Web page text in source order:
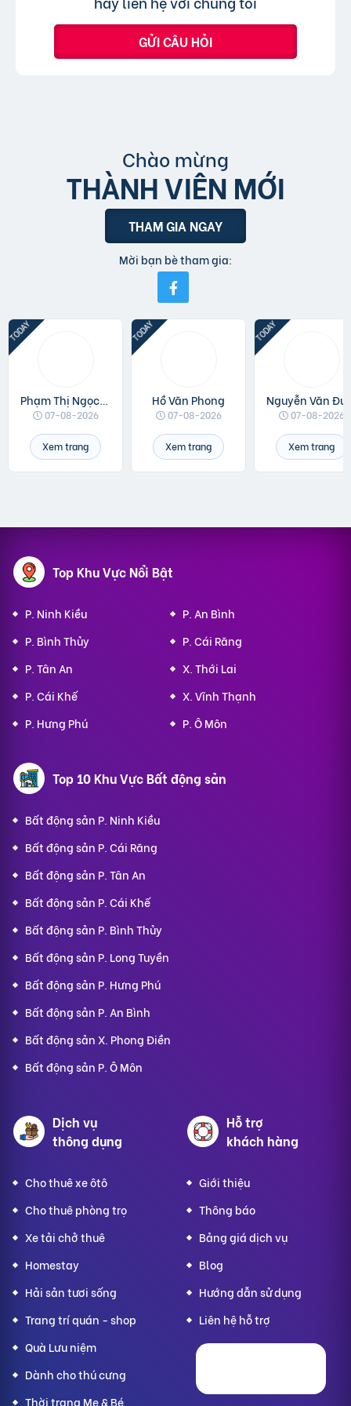
GỬI CÂU HỎI
Chào mừng
THÀNH VIÊN MỚI
THAM GIA NGAY
Mời bạn bè tham gia:
Phạm Thị Ngọc Linh
07-08-2026
Xem trang
Hồ Văn Phong
07-08-2026
Xem trang
07-08-2026
Xem trang
Top Khu Vực Nổi Bật
P. Ninh Kiều
P. An Bình
P. Bình Thủy
P. Cái Răng
P. Tân An
X. Thới Lai
P. Cái Khế
X. Vĩnh Thạnh
P. Hưng Phú
P. Ô Môn
Top 10 Khu Vực Bất động sản
Bất động sản P. Ninh Kiều
Bất động sản P. Cái Răng
Bất động sản P. Tân An
Bất động sản P. Cái Khế
Bất động sản P. Bình Thủy
Bất động sản P. Long Tuyền
Bất động sản P. Hưng Phú
Bất động sản P. An Bình
Bất động sản X. Phong Điền
Bất động sản P. Ô Môn
Dịch vụ
thông dụng
Cho thuê xe ôtô
Cho thuê phòng trọ
Xe tải chở thuê
Homestay
Hải sản tươi sống
Trang trí quán - shop
Quà Lưu niệm
Dành cho thú cưng
Thời trang Mẹ & Bé
Hỗ trợ
khách hàng
Giới thiệu
Thông báo
Bảng giá dịch vụ
Blog
Hướng dẫn sử dụng
Liên hệ hỗ trợ